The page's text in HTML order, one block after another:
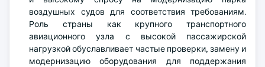
воздушных судов для соответствия требованиям.
Роль страны как крупного транспортного
авиационного узла с высокой пассажирской
нагрузкой обуславливает частые проверки, замену и
модернизацию оборудования для поддержания